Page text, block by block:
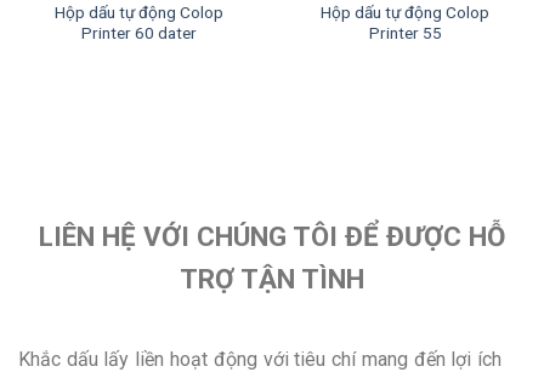
Hộp dấu tự động Colop
Printer 60 dater
Hộp dấu tự động Colop
Printer 55
LIÊN HỆ VỚI CHÚNG TÔI ĐỂ ĐƯỢC HỖ
TRỢ TẬN TÌNH
Khắc dấu lấy liền hoạt động với tiêu chí mang đến lợi ích